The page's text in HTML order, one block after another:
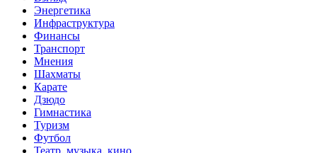
Энергетика
Инфраструктура
Финансы
Транспорт
Мнения
Шахматы
Карате
Дзюдо
Гимнастика
Туризм
Футбол
Театр, музыка, кино